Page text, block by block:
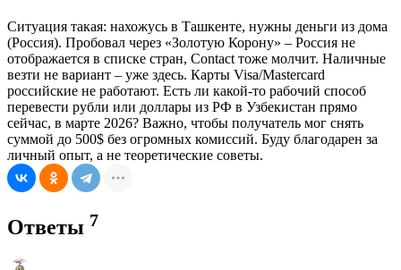
Ситуация такая: нахожусь в Ташкенте, нужны деньги из дома
(Россия). Пробовал через «Золотую Корону» – Россия не
отображается в списке стран, Contact тоже молчит. Наличные
везти не вариант – уже здесь. Карты Visa/Mastercard
российские не работают. Есть ли какой-то рабочий способ
перевести рубли или доллары из РФ в Узбекистан прямо
сейчас, в марте 2026? Важно, чтобы получатель мог снять
суммой до 500$ без огромных комиссий. Буду благодарен за
личный опыт, а не теоретические советы.
Ответы 7